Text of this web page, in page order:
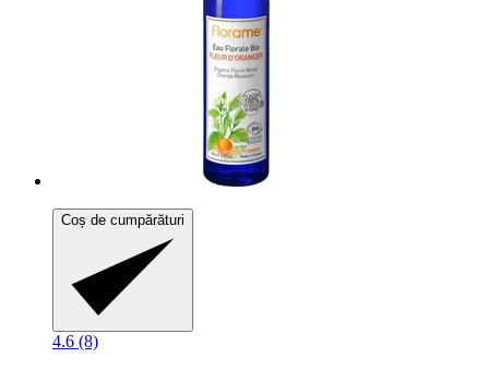
Coș de cumpărături
4.6 (8)